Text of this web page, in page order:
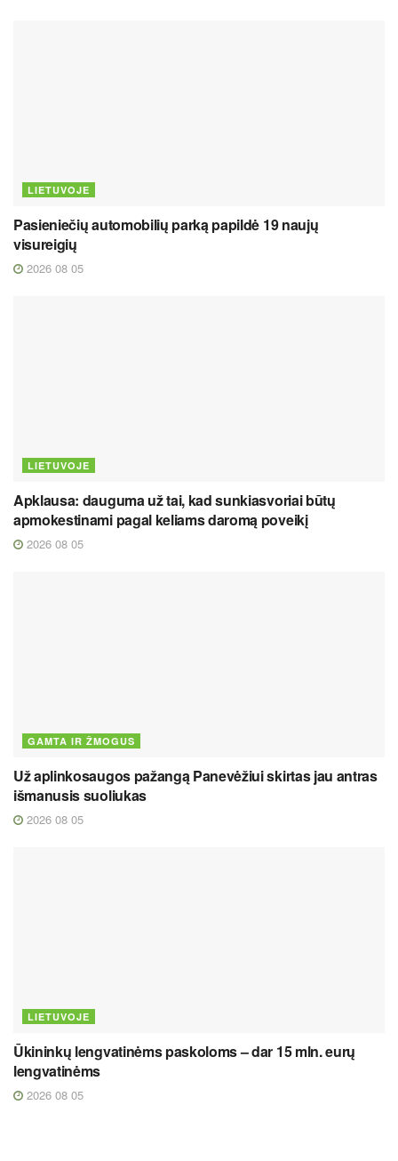
LIETUVOJE
Pasieniečių automobilių parką papildė 19 naujų
visureigių
2026 08 05
LIETUVOJE
Apklausa: dauguma už tai, kad sunkiasvoriai būtų
apmokestinami pagal keliams daromą poveikį
2026 08 05
GAMTA IR ŽMOGUS
Už aplinkosaugos pažangą Panevėžiui skirtas jau antras
išmanusis suoliukas
2026 08 05
LIETUVOJE
Ūkininkų lengvatinėms paskoloms – dar 15 mln. eurų
lengvatinėms
2026 08 05